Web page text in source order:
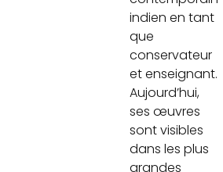
indien en tant
que
conservateur
et enseignant.
Aujourd’hui,
ses œuvres
sont visibles
dans les plus
grandes